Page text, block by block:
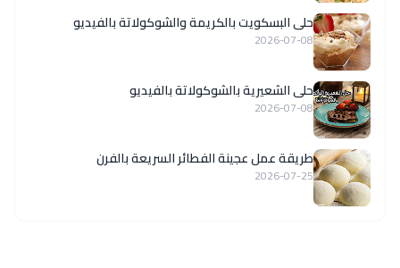
حلى البسكويت بالكريمة والشوكولاتة بالفيديو
2026-07-08
حلى الشعيرية بالشوكولاتة بالفيديو
2026-07-08
طريقة عمل عجينة الفطائر السريعة بالفرن
2026-07-25